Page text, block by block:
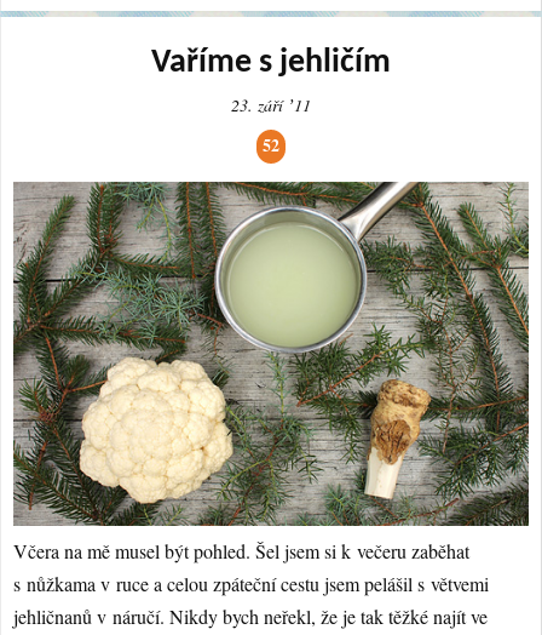
Vaříme s jehličím
23. září ʼ11
52
Včera na mě musel být pohled. Šel jsem si k večeru zaběhat
s nůžkama v ruce a celou zpáteční cestu jsem pelášil s větvemi
jehličnanů v náručí. Nikdy bych neřekl, že je tak těžké najít ve